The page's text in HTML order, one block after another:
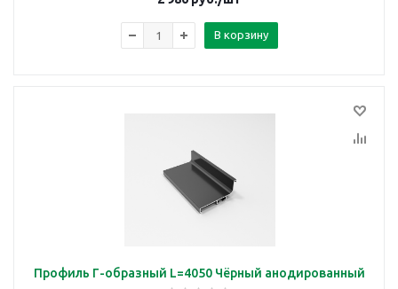
В корзину
Профиль Г-образный L=4050 Чёрный анодированный